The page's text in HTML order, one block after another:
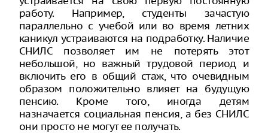
работу. Например, студенты зачастую
параллельно с учебой или во время летних
каникул устраиваются на подработку. Наличие
СНИЛС позволяет им не потерять этот
небольшой, но важный трудовой период и
включить его в общий стаж, что очевидным
образом положительно влияет на будущую
пенсию. Кроме того, иногда детям
назначается социальная пенсия, а без СНИЛС
они просто не могут ее получать.